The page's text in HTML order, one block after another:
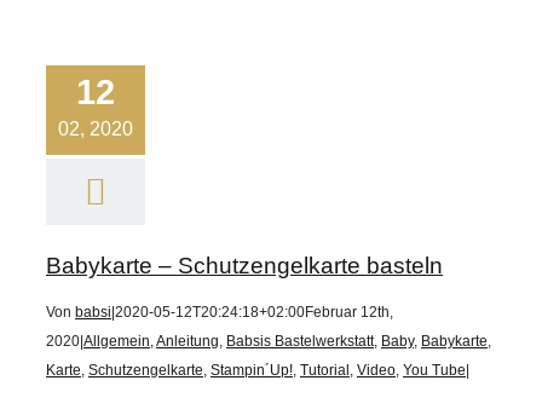
12
02, 2020
Babykarte – Schutzengelkarte basteln
Von babsi 2020-05-12T20:24:18+02:00Februar 12th,
2020 Allgemein,Anleitung, Babsis Bastelwerkstatt, Baby, Babykarte,
Karte, Schutzengelkarte, Stampin´Up!, Tutorial , Video, You Tube